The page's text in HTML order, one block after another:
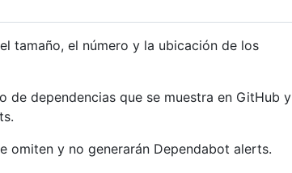
tamaño, el número y la ubicación de los
dependencias que se muestra en GitHub y
omiten y no generarán Dependabot alerts.